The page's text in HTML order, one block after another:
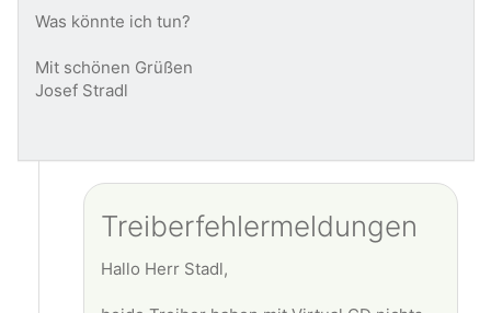
Was könnte ich tun?
Mit schönen Grüßen
Josef Stradl
Treiberfehlermeldungen
Hallo Herr Stadl,